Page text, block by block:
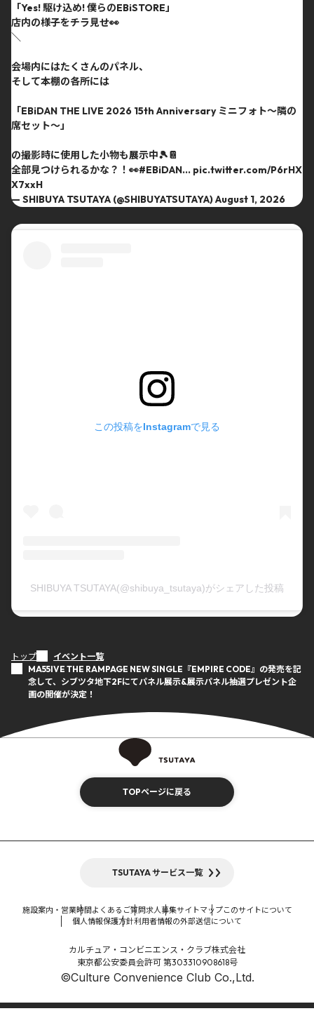
トップ
イベント一覧
MA55IVE THE RAMPAGE NEW SINGLE『EMPIRE CODE』の発売を記
念して、シブツタ地下2Fにてパネル展示&展示パネル抽選プレゼント企
画の開催が決定！
「Yes! 駆け込め! 僕らのEBiSTORE」
店内の様子をチラ見せ👀
＼
会場内にはたくさんのパネル、
そして本棚の各所には
「EBiDAN THE LIVE 2026 15th Anniversary ミニフォト〜隣の
席セット〜」
の撮影時に使用した小物も展示中🎾📔
全部見つけられるかな？！👀#EBiDAN… pic.twitter.com/P6rHX
X7xxH
— SHIBUYA TSUTAYA (@SHIBUYATSUTAYA)August 1, 2026
この投稿をInstagramで見る
SHIBUYA TSUTAYA(@shibuya_tsutaya)がシェアした投稿
TOPページに戻る
TSUTAYA サービス一覧
施設案内・営業時間よくあるご質問求人募集サイトマップこのサイトについて
個人情報保護方針利用者情報の外部送信について
カルチュア・コンビニエンス・クラブ株式会社
東京都公安委員会許可 第303310908618号
©Culture Convenience Club Co.,Ltd.